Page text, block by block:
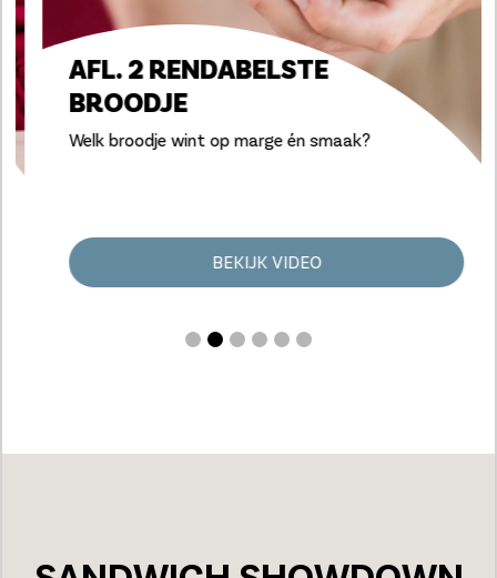
AFL. 2 RENDABELSTE
BROODJE
Welk broodje wint op marge én smaak?
BEKIJK VIDEO